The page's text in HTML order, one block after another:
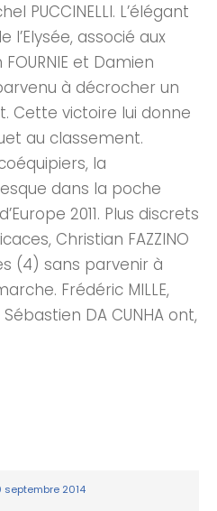
PUCCINELLI. L’élégant
l’Elysée, associé aux
et Damien
à décrocher un
Cette victoire lui donne
au classement.
la
dans la poche
2011. Plus discrets
Christian FAZZINO
(4) sans parvenir à
Frédéric MILLE,
DA CUNHA ont,
septembre 2014